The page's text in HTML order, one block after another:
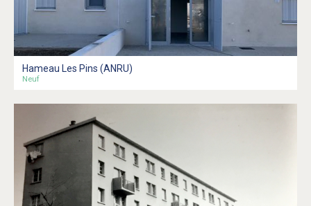
Hameau Les Pins (ANRU)
Neuf